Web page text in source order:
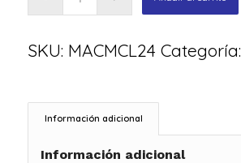
SKU: MACMCL24 Categoría:
Información adicional
Información adicional